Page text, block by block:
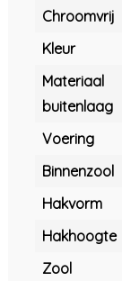
Chroomvrij
Kleur
Materiaal
buitenlaag
Voering
Binnenzool
Hakvorm
Hakhoogte
Zool